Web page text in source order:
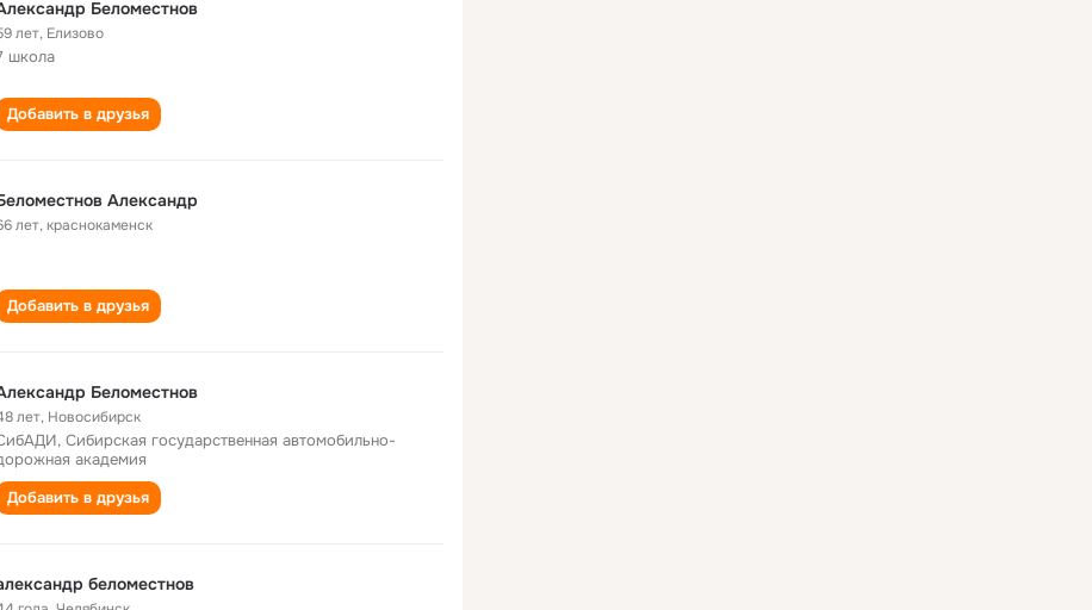
Беломестнов
лет, Елизово
школа
Добавить в друзья
Александр
лет,краснокаменск
Добавить в друзья
Беломестнов
лет, Новосибирск
Сибирская государственная автомобильно-
академия
Добавить в друзья
беломестнов